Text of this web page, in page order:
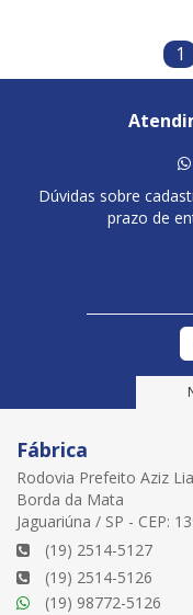
1
Dúvidas sobre
prazo de
Fábrica
Rodovia Prefeito Aziz
Borda da Mata
Jaguariúna / SP - CEP:
(19) 2514-5127
(19) 2514-5126
(19) 98772-5126